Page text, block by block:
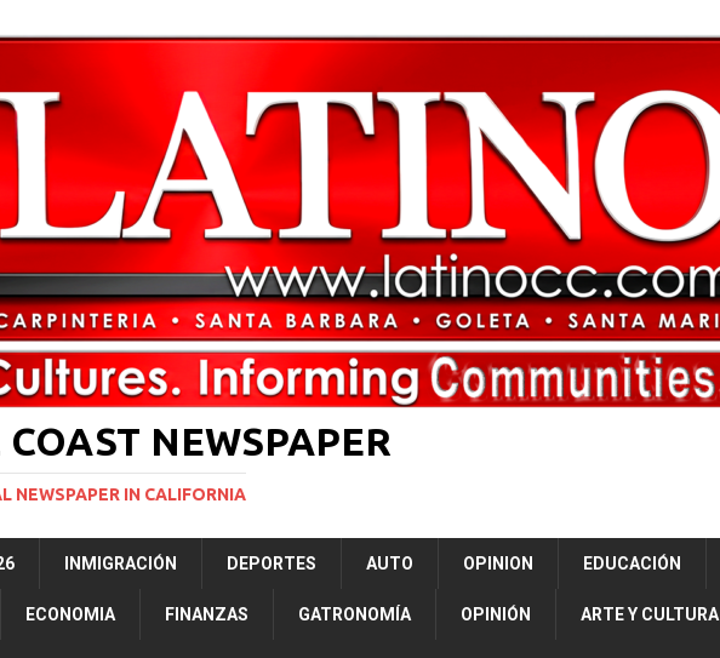
el ‘efecto Vini’. Brasil 1 – Colombia 1 DEPORTE
levanta suspensión a ley de Texas que permite a la policía detener a migrantes
invernal desatará la mayor nevada en lo que va del año en California NACIONALES
medidas ejecutivas para restringir la ciudadanía por nacimiento y el “turismo de parto”
INTERNACIONAL
NEWSPAPER
NEWSPAPER IN CALIFORNIA
INMIGRACIÓN DEPORTES AUTO OPINION EDUCACIÓN
ECONOMIA FINANZAS GATRONOMÍA OPINIÓN ARTE Y CULTURA